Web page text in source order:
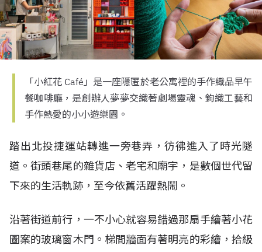
「小紅花 Café」是一座隱匿於老公寓裡的手作織品早午
餐咖啡廳，是創辦人夢夢交織著劇場靈魂、鉤織工藝和
手作熱愛的小小遊樂園。
踏出北投捷運站轉進一旁巷弄，彷彿進入了時光隧
道。街頭巷尾的雜貨店、老宅和廟宇，是數個世代留
下來的生活軌跡，至今依舊活躍熱鬧。
沿著街道前行，一不小心就容易錯過那扇手繪著小花
圖案的玻璃窗木門。梯間牆面有著明亮的彩繪，拾級